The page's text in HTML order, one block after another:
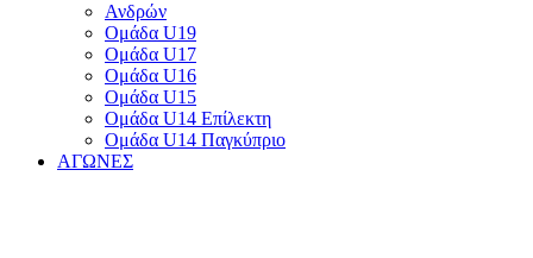
Ανδρών
Ομάδα U19
Ομάδα U17
Ομάδα U16
Ομάδα U15
Ομάδα U14 Επίλεκτη
Ομάδα U14 Παγκύπριο
ΑΓΩΝΕΣ